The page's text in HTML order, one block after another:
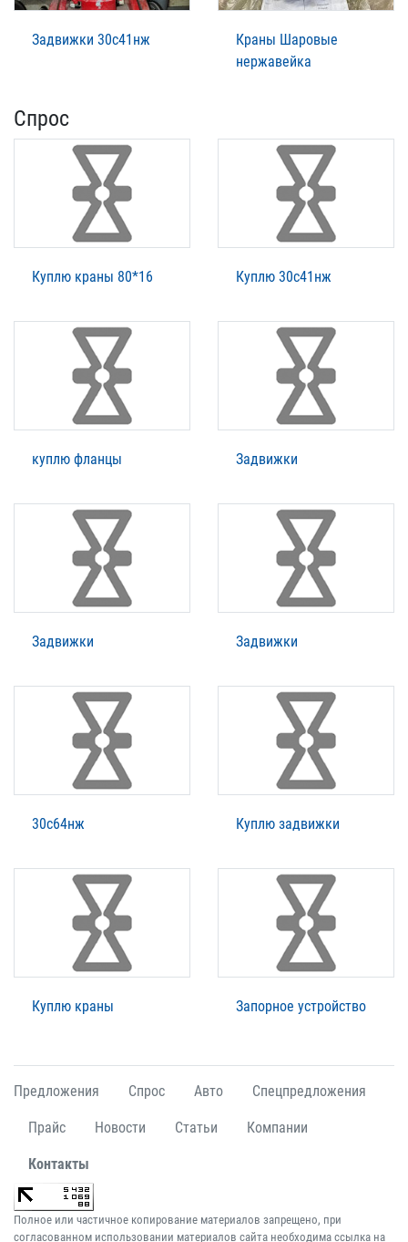
Задвижки 30с41нж
Краны Шаровые
нержавейка
Спрос
Куплю краны 80*16 Куплю 30с41нж
куплю фланцы Задвижки
Задвижки Задвижки
30с64нж Куплю задвижки
Куплю краны Запорное устройство
Предложения Спрос Авто Спецпредложения
Прайс Новости Статьи Компании
Контакты
Полное или частичное копирование материалов запрещено, при
согласованном использовании материалов сайта необходима ссылка на